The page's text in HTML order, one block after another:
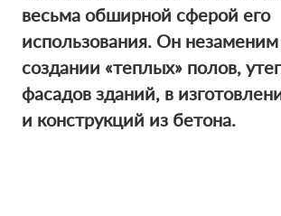
весьма обширной сферой его
использования. Он
создании «теплых» полов,
фасадов зданий, в
и конструкций из бетона.